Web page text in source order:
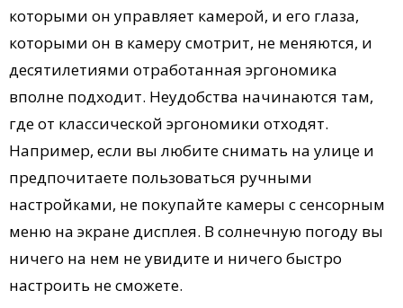
которыми он управляет камерой, и его глаза,
которыми он в камеру смотрит, не меняются, и
десятилетиями отработанная эргономика
вполне подходит. Неудобства начинаются там,
где от классической эргономики отходят.
Например, если вы любите снимать на улице и
предпочитаете пользоваться ручными
настройками, не покупайте камеры с сенсорным
меню на экране дисплея. В солнечную погоду вы
ничего на нем не увидите и ничего быстро
настроить не сможете.